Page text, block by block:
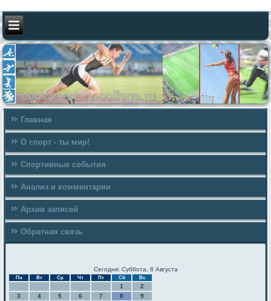
Главная
О спорт - ты мир!
Спортивные события
Анализ и комментарии
Архив записей
Обратная связь
Сегодня: Суббота, 8 Августа
Пн Вт Ср Чт Пт Сб Вс
1
2
3
4 5 6 7 8
9